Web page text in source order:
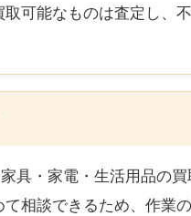
可能なものは査定し、
具・家電・生活用品の
相談できるため、作業